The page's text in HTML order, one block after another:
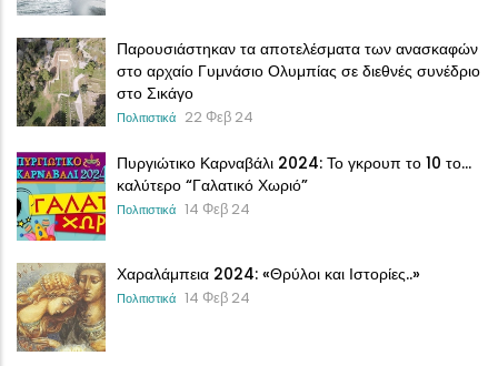
Παρουσιάστηκαν τα αποτελέσματα των ανασκαφών
στο αρχαίο Γυμνάσιο Ολυμπίας σε διεθνές συνέδριο
στο Σικάγο
Πολιτιστικά 22 Φεβ 24
Πυργιώτικο Καρναβάλι 2024: Το γκρουπ το 10 το…
καλύτερο “Γαλατικό Χωριό”
Πολιτιστικά 14 Φεβ 24
Χαραλάμπεια 2024: «Θρύλοι και Ιστορίες..»
Πολιτιστικά 14 Φεβ 24